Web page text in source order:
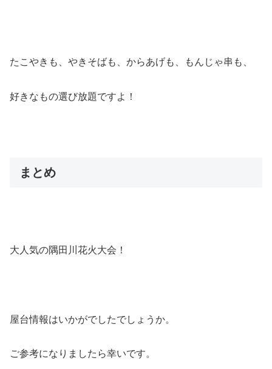
たこやきも、やきそばも、からあげも、もんじゃ串も、
好きなもの選び放題ですよ！
まとめ
大人気の隅田川花火大会！
屋台情報はいかがでしたでしょうか。
ご参考になりましたら幸いです。